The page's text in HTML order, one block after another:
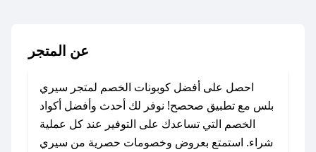
عن المتجر
احصل على أفضل كوبونات الخصم لمتجر سيري
بلس مع تطبيق صحصح! نوفر لك أحدث وأفضل أكواد
الخصم التي تساعدك على التوفير عند كل عملية
شراء. استمتع بعروض وخصومات حصرية من سيري